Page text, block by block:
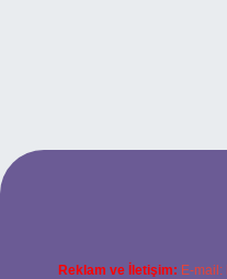
giriş
Reklam ve İletişim: E-mail: